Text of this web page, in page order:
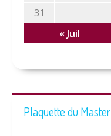
31
« Juil
Plaquette du Master